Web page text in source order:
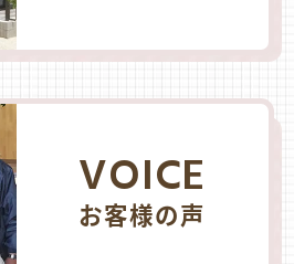
VOICE
お客様の声